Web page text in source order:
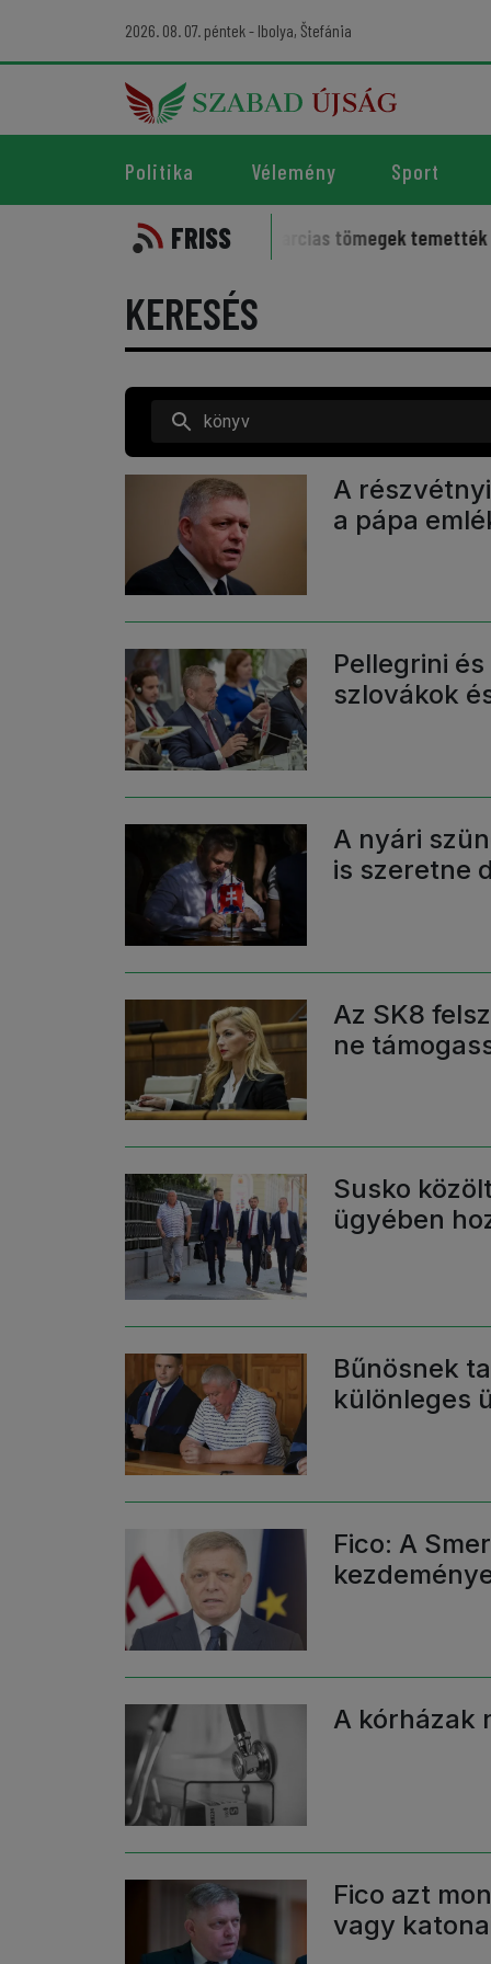
2026. 08. 07. péntek - Ibolya, Štefánia
Politika Vélemény Sport
FRISS
kísérti a sportot Harcias tömegek temették az
KERESÉS
A
a pápa
Pellegrini
szlovákok
A nyári
is szeretne
Az SK8
ne
Susko
ügyében
Bűnösnek
különleges
Fico: A
A kórházak
Fico azt
vagy